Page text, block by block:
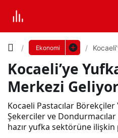
Ekonomi
Kocaeli’ye
Merkezi
Kocaeli Pastacılar Börekçiler
Şekerciler ve Dondurmacılar
hazır yufka sektörüne ilişkin
Koc
aeli’
Yazı
Boyutunu
Ayarla